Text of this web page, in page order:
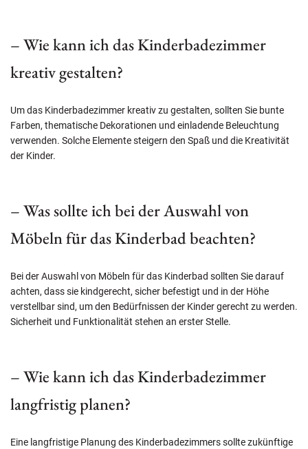
– Wie kann ich das Kinderbadezimmer
kreativ gestalten?
Um das Kinderbadezimmer kreativ zu gestalten, sollten Sie bunte
Farben, thematische Dekorationen und einladende Beleuchtung
verwenden. Solche Elemente steigern den Spaß und die Kreativität
der Kinder.
– Was sollte ich bei der Auswahl von
Möbeln für das Kinderbad beachten?
Bei der Auswahl von Möbeln für das Kinderbad sollten Sie darauf
achten, dass sie kindgerecht, sicher befestigt und in der Höhe
verstellbar sind, um den Bedürfnissen der Kinder gerecht zu werden.
Sicherheit und Funktionalität stehen an erster Stelle.
– Wie kann ich das Kinderbadezimmer
langfristig planen?
Eine langfristige Planung des Kinderbadezimmers sollte zukünftige